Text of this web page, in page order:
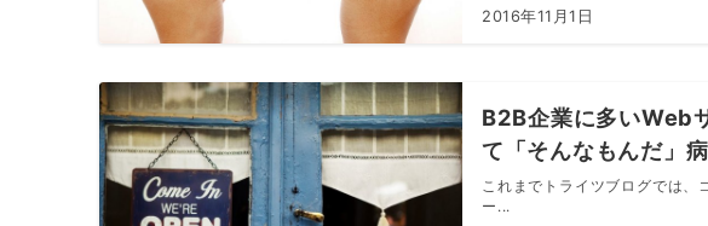
2016年11月1日
B2B企業に多いWeb
て「そんなもんだ」
これまでトライツブログでは、
ー...